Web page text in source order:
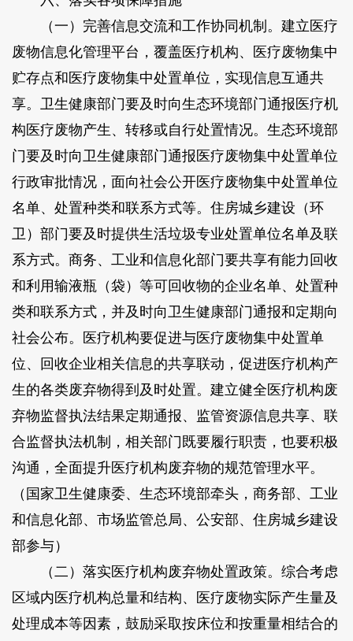
（一）完善信息交流和工作协同机制。建立医疗
废物信息化管理平台，覆盖医疗机构、医疗废物集中
贮存点和医疗废物集中处置单位，实现信息互通共
享。卫生健康部门要及时向生态环境部门通报医疗机
构医疗废物产生、转移或自行处置情况。生态环境部
门要及时向卫生健康部门通报医疗废物集中处置单位
行政审批情况，面向社会公开医疗废物集中处置单位
名单、处置种类和联系方式等。住房城乡建设（环
卫）部门要及时提供生活垃圾专业处置单位名单及联
系方式。商务、工业和信息化部门要共享有能力回收
和利用输液瓶（袋）等可回收物的企业名单、处置种
类和联系方式，并及时向卫生健康部门通报和定期向
社会公布。医疗机构要促进与医疗废物集中处置单
位、回收企业相关信息的共享联动，促进医疗机构产
生的各类废弃物得到及时处置。建立健全医疗机构废
弃物监督执法结果定期通报、监管资源信息共享、联
合监督执法机制，相关部门既要履行职责，也要积极
沟通，全面提升医疗机构废弃物的规范管理水平。
（国家卫生健康委、生态环境部牵头，商务部、工业
和信息化部、市场监管总局、公安部、住房城乡建设
部参与）
（二）落实医疗机构废弃物处置政策。综合考虑
区域内医疗机构总量和结构、医疗废物实际产生量及
处理成本等因素，鼓励采取按床位和按重量相结合的